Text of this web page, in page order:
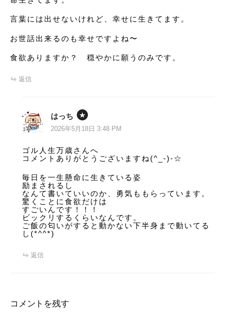
言葉には出せないけれど、幸せに生きてます。
お世話出来るのも幸せですよね〜
食欲ありますか？ 穏やかに願うのみです。
返信
はっち
2026年5月18日 3:48 PM
ゴル人生万歳さんへ
コメントありがとうございますね(^_-)-☆
毎日を一生懸命に生きている姿
励まされるし
なんて書いていいのか、勇気ももらっています。
驚くことに食欲だけは
すごいんです！！！
ビックリするくらいなんです。
ご飯の匂いがすると動かない下半身まで動いてる
し(*^^*)
返信
コメントを残す